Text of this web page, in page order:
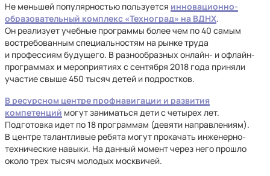
Не меньшей популярностью пользуется инновационно-
образовательный комплекс «Техноград» на ВДНХ.
Он реализует учебные программы более чем по 40 самым
востребованным специальностям на рынке труда
и профессиям будущего. В разнообразных онлайн- и офлайн-
программах и мероприятиях с сентября 2018 года приняли
участие свыше 450 тысяч детей и подростков.
В ресурсном центре профнавигации и развития
компетенций могут заниматься дети с четырех лет.
Подготовка идет по 18 программам (девяти направлениям).
В центре талантливые ребята могут прокачать инженерно-
технические навыки. На данный момент через него прошло
около трех тысяч молодых москвичей.